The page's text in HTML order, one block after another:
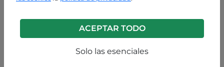
ACEPTAR TODO
Solo las esenciales